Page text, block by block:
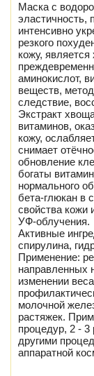
Маска с
эластичность,
интенсивно
резкого
кожу,
аминокислот,
веществ,
следствие,
Экстракт
витаминов,
кожу,
снимает
обновление
богаты
нормального
бета-глюкан в
свойства кожи
УФ-облучения.
Активные
спирулина,
Применение:
направленных
изменении
молочной
растяжек.
процедур, 2 - 3
другими
аппаратной